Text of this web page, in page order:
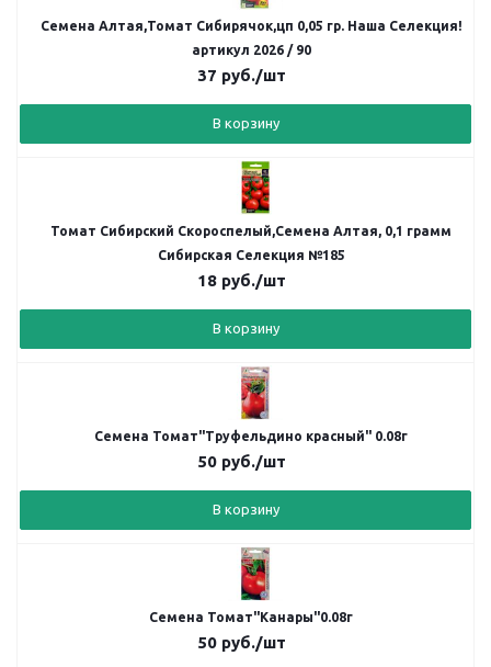
Семена Алтая,Томат Сибирячок,цп 0,05 гр. Наша Селекция!
артикул 2026 / 90
37 руб./шт
В корзину
Томат Сибирский Скороспелый,Семена Алтая, 0,1 грамм
Сибирская Селекция №185
18 руб./шт
В корзину
Семена Томат"Труфельдино красный" 0.08г
50 руб./шт
В корзину
Семена Томат"Канары"0.08г
50 руб./шт